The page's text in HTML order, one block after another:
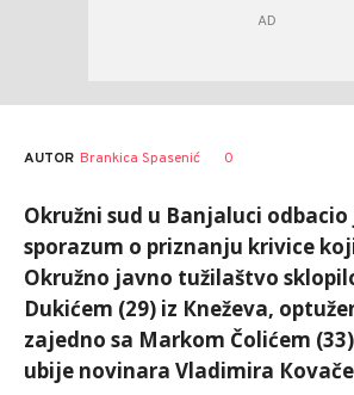
AUTOR Brankica Spasenić 0
Okružni sud u Banjaluci
sporazum o priznanju krivice
Okružno javno tužilaštvo
Dukićem (29) iz Кneževa,
zajedno sa Markom Čolićem
ubije novinara Vladimira